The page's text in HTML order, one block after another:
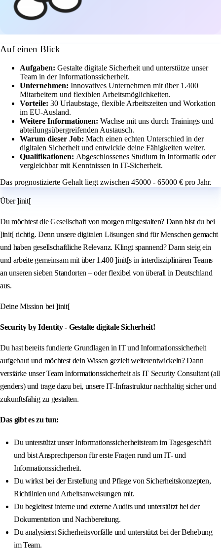
Auf einen Blick
Aufgaben: Gestalte digitale Sicherheit und unterstütze unser
Team in der Informationssicherheit.
Unternehmen: Innovatives Unternehmen mit über 1.400
Mitarbeitern und flexiblen Arbeitsmöglichkeiten.
Vorteile: 30 Urlaubstage, flexible Arbeitszeiten und Workation
im EU-Ausland.
Weitere Informationen: Wachse mit uns durch Trainings und
abteilungsübergreifenden Austausch.
Warum dieser Job: Mach einen echten Unterschied in der
digitalen Sicherheit und entwickle deine Fähigkeiten weiter.
Qualifikationen: Abgeschlossenes Studium in Informatik oder
vergleichbar mit Kenntnissen in IT-Sicherheit.
Das prognostizierte Gehalt liegt zwischen 45000 - 65000 € pro Jahr.
Über ]init[
Du möchtest die Gesellschaft von morgen mitgestalten? Dann bist du bei
]init[ richtig. Denn unsere digitalen Lösungen sind für Menschen gemacht
und haben gesellschaftliche Relevanz. Klingt spannend? Dann steig ein
und arbeite gemeinsam mit über 1.400 ]init[s in interdisziplinären Teams
an unseren sieben Standorten – oder flexibel von überall in Deutschland
aus.
Deine Mission bei ]init[
Security by Identity - Gestalte digitale Sicherheit!
Du hast bereits fundierte Grundlagen in IT und Informationssicherheit
aufgebaut und möchtest dein Wissen gezielt weiterentwickeln? Dann
verstärke unser Team Informationssicherheit als IT Security Consultant (all
genders) und trage dazu bei, unsere IT-Infrastruktur nachhaltig sicher und
zukunftsfähig zu gestalten.
Das gibt es zu tun:
Du unterstützt unser Informationssicherheitsteam im Tagesgeschäft
und bist Ansprechperson für erste Fragen rund um IT- und
Informationssicherheit.
Du wirkst bei der Erstellung und Pflege von Sicherheitskonzepten,
Richtlinien und Arbeitsanweisungen mit.
Du begleitest interne und externe Audits und unterstützt bei der
Dokumentation und Nachbereitung.
Du analysierst Sicherheitsvorfälle und unterstützt bei der Behebung
im Team.